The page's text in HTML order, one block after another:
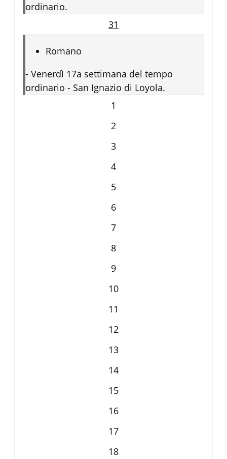
ordinario.
31
Romano
- Venerdì 17a settimana del tempo
ordinario - San Ignazio di Loyola.
1
2
3
4
5
6
7
8
9
10
11
12
13
14
15
16
17
18